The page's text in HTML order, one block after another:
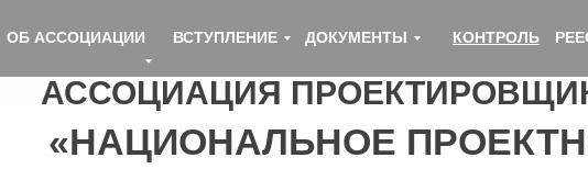
ОБ АССОЦИАЦИИ ДОКУМЕНТЫ
ВСТУПЛЕНИЕ КОНТРОЛЬ
АССОЦИАЦИЯ
«НАЦИОНАЛЬНОЕ